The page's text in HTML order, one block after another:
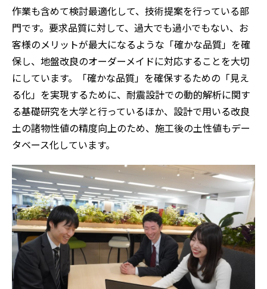
作業も含めて検討最適化して、技術提案を行っている部
門です。要求品質に対して、過大でも過小でもない、お
客様のメリットが最大になるような「確かな品質」を確
保し、地盤改良のオーダーメイドに対応することを大切
にしています。「確かな品質」を確保するための「見え
る化」を実現するために、耐震設計での動的解析に関す
る基礎研究を大学と行っているほか、設計で用いる改良
土の諸物性値の精度向上のため、施工後の土性値もデー
タベース化しています。